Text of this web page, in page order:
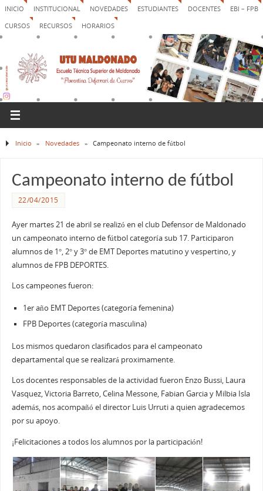
INICIO INSTITUCIONAL NOVEDADES ESTUDIANTES DOCENTES
EBI – FPB
CURSOS
RECURSOS HORARIOS
Inicio » Novedades » Campeonato interno de fútbol
Campeonato interno de fútbol
22/04/2015
Ayer martes 21 de abril se realizó en el club Defensor de Maldonado
un campeonato interno de fútbol categoría sub 17. Participaron
alumnos de 1°, 2° y 3° de EMT Deportes matutino y vespertino, y
alumnos de FPB DEPORTES.
Los campeones fueron:
1er año EMT Deportes (categoría femenina)
FPB Deportes (categoría masculina)
Los mismos quedaron clasificados para el campeonato
departamental que se realizará proximamente.
Los docentes responsables de la actividad fueron Enzo Bussi, Laura
Vasquez, Victoria Barreto, Celina Messone, Fabian Garcia y Milbia Isla
además, nos acompañó el director Luis Urruti a quien agradecemos
por su apoyo.
¡Felicitaciones a todos los alumnos por la participación!